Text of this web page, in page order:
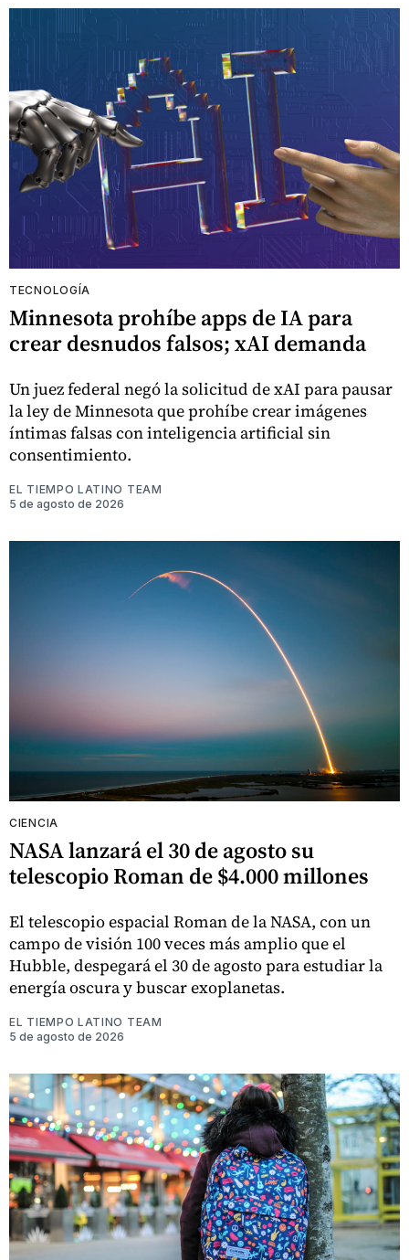
TECNOLOGÍA
Minnesota prohíbe apps de IA para
crear desnudos falsos; xAI demanda
Un juez federal negó la solicitud de xAI para pausar
la ley de Minnesota que prohíbe crear imágenes
íntimas falsas con inteligencia artificial sin
consentimiento.
EL TIEMPO LATINO TEAM
5 de agosto de 2026
CIENCIA
NASA lanzará el 30 de agosto su
telescopio Roman de $4.000 millones
El telescopio espacial Roman de la NASA, con un
campo de visión 100 veces más amplio que el
Hubble, despegará el 30 de agosto para estudiar la
energía oscura y buscar exoplanetas.
EL TIEMPO LATINO TEAM
5 de agosto de 2026